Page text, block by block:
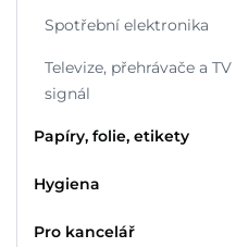
Spotřební elektronika
Televize, přehrávače a TV
signál
Papíry, folie, etikety
Hygiena
Pro kancelář